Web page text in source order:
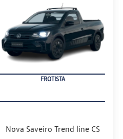
FROTISTA
Nova Saveiro Trend line CS